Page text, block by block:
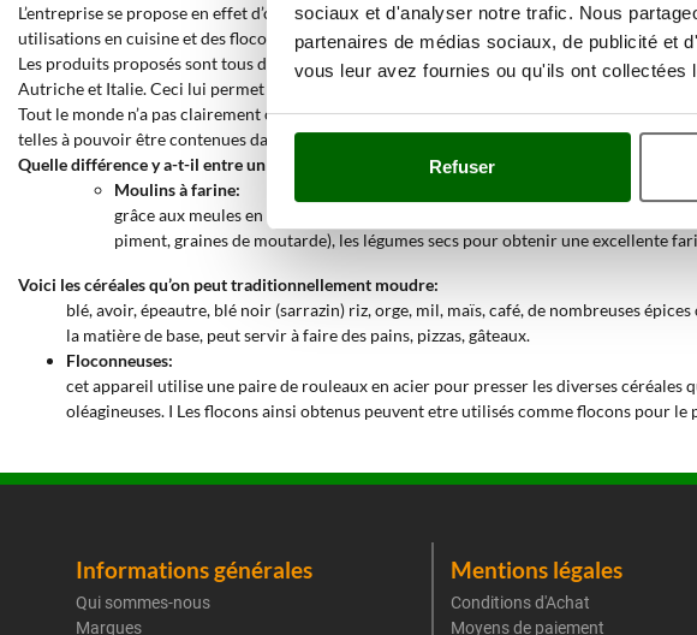
sociaux et d'analyser notre trafic. Nous
partenaires de médias sociaux, de publicité et
vous leur avez fournies ou qu'ils ont
Refuser
L’entreprise se propose en effet d’offrir desmoulins pour farine et floconneuses, en mesure
utilisations en cuisine et des flocons de céréales, à la portée de tous.
Les produits proposés sont tous d’excellente qualité, en ce qui concerne les matériaux
Autriche et Italie. Ceci lui permet de maintenir le niveau de qualité de ses produits toujours
Tout le monde n’a pas clairement conscience de tout leur potentiel et toute leur
telles à pouvoir être contenues dans la cuisine sans encombrement, un appareil qui
Quelle différence y a-t-il entre un moulin à farine et une floconneuse?
Moulins à farine:
grâce aux meules en corindon et céramique, l’appareil réussit à moudre tous
piment, graines de moutarde), les légumes secs pour obtenir une excellente
Voici les céréales qu’on peut traditionnellement moudre:
blé, avoir, épeautre, blé noir (sarrazin) riz, orge, mil, maïs, café, de nombreuses
la matière de base, peut servir à faire des pains, pizzas, gâteaux.
Floconneuses:
cet appareil utilise une paire de rouleaux en acier pour presser les diverses céréales
oléagineuses. I Les flocons ainsi obtenus peuvent etre utilisés comme flocons pour
Informations générales
Qui sommes-nous
Marques
Mentions légales
Conditions d'Achat
Moyens de paiement